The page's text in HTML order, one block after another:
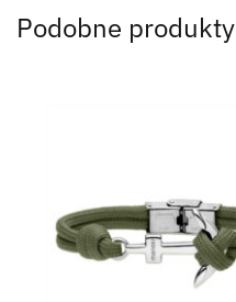
Podobne produkty